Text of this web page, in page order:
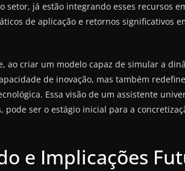
já estão integrando esses recursos
de aplicação e retornos significativos
ao criar um modelo capaz de simular a
de inovação, mas também
Essa visão de um assistente
ser o estágio inicial para a
e Implicações